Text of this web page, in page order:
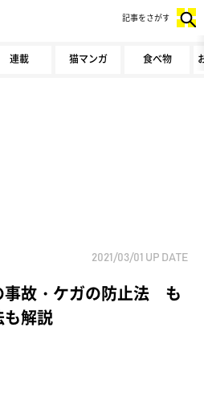
連載 猫マンガ 食べ物
記事をさがす
2021/03/01 UP DATE
事故・ケガの防止法 も
も解説